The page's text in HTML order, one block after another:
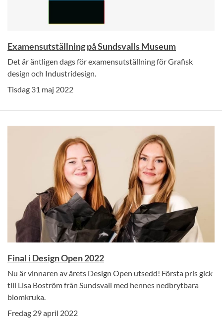
Examensutställning på Sundsvalls Museum
Det är äntligen dags för examensutställning för Grafisk
design och Industridesign.
Tisdag 31 maj 2022
Final i Design Open 2022
Nu är vinnaren av årets Design Open utsedd! Första pris gick
till Lisa Boström från Sundsvall med hennes nedbrytbara
blomkruka.
Fredag 29 april 2022